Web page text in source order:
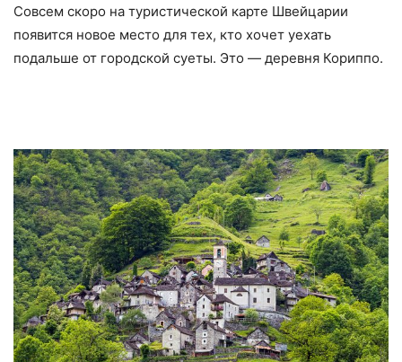
Совсем скоро на туристической карте Швейцарии
появится новое место для тех, кто хочет уехать
подальше от городской суеты. Это — деревня Кориппо.